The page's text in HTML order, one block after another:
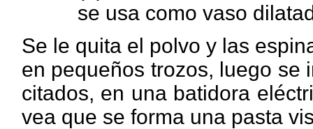
se usa como vaso
Se le quita el polvo y las
en pequeños trozos, luego se
citados, en una batidora
vea que se forma una pasta